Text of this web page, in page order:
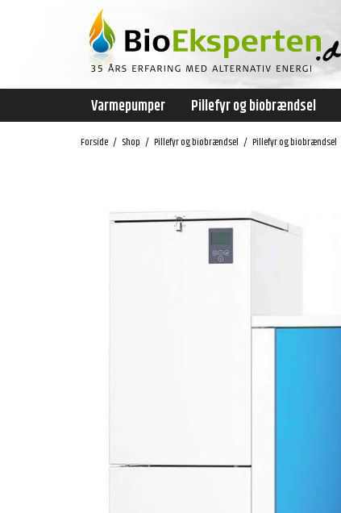
Varmepumper Pillefyr og biobrændsel
Forside / Shop / Pillefyr og biobrændsel / Pillefyr og biobrændsel